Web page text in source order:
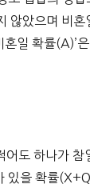
않았으며 비혼
일 확률(A)’
어도 하나가
있을 확률